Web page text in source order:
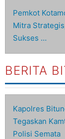
Pemkot
Mitra
Sukses …
BERITA
Kapolres
Tegaskan
Polisi Semata